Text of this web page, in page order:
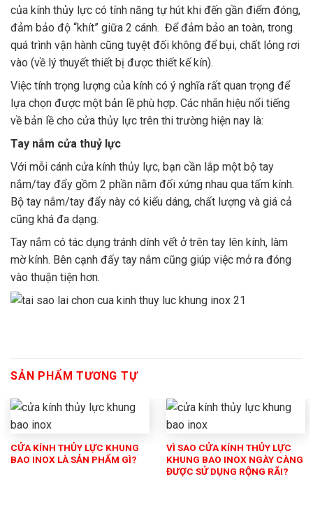
của kính thủy lực có tính năng tự hút khi đến gần điểm đóng,
đảm bảo độ “khít” giữa 2 cánh. Để đảm bảo an toàn, trong
quá trình vận hành cũng tuyệt đối không để bụi, chất lỏng rơi
vào (về lý thuyết thiết bị được thiết kế kín).
Việc tính trọng lượng của kính có ý nghĩa rất quan trọng để
lựa chọn được một bản lề phù hợp. Các nhãn hiệu nổi tiếng
về bản lề cho cửa thủy lực trên thi trường hiện nay là:
Tay nắm cửa thuỷ lực
Với mỗi cánh cửa kính thủy lực, bạn cần lắp một bộ tay
nắm/tay đẩy gồm 2 phần nằm đối xứng nhau qua tấm kính.
Bộ tay nắm/tay đẩy này có kiểu dáng, chất lượng và giá cả
cũng khá đa dạng.
Tay nắm có tác dụng tránh dính vết ở trên tay lên kính, làm
mờ kính. Bên cạnh đấy tay nắm cũng giúp việc mở ra đóng
vào thuận tiện hơn.
SẢN PHẨM TƯƠNG TỰ
CỬA KÍNH THỦY LỰC KHUNG
BAO INOX LÀ SẢN PHẨM GÌ?
VÌ SAO CỬA KÍNH THỦY LỰC
KHUNG BAO INOX NGÀY CÀNG
ĐƯỢC SỬ DỤNG RỘNG RÃI?